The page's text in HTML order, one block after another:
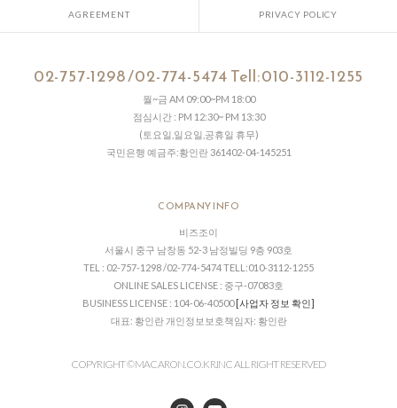
AGREEMENT PRIVACY POLICY
02-757-1298 /02-774-5474 Tell:010-3112-1255
월~금 AM 09:00~PM 18:00
점심시간 : PM 12:30~ PM 13:30
(토요일,일요일,공휴일 휴무)
국민은행 예금주:황인란 361402-04-145251
COMPANY INFO
비즈조이
서울시 중구 남창동 52-3 남정빌딩 9층 903호
TEL : 02-757-1298 /02-774-5474 TELL:010-3112-1255
ONLINE SALES LICENSE : 중구-07083호
BUSINESS LICENSE : 104-06-40500[사업자 정보 확인]
대표: 황인란 개인정보보호책임자: 황인란
COPYRIGHT © MACARON.CO. KR.INC ALL RIGHT RESERVED